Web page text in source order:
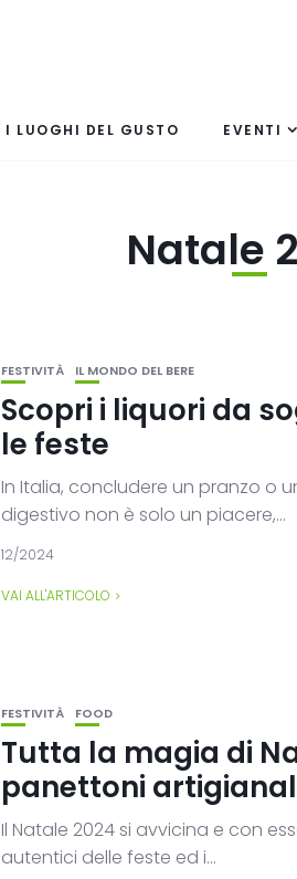
I LUOGHI DEL GUSTO EVENTI
Natale
FESTIVITÀ IL MONDO DEL BERE
Scopri i liquori da
le feste
In Italia, concludere un pranzo o
digestivo non è solo un piacere,...
12/2024
VAI ALL'ARTICOLO
FESTIVITÀ FOOD
Tutta la magia di
panettoni
Il Natale 2024 si avvicina e con
autentici delle feste ed i...